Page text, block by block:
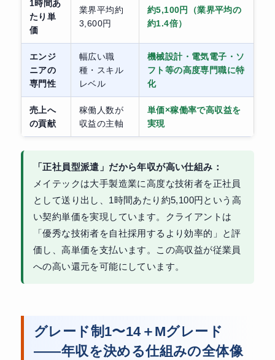
1時間あ
たり単
価
業界平均約
3,600円
約5,100円（業界平均の
約1.4倍）
エンジ
ニアの
専門性
幅広い職
種・スキル
レベル
機械設計・電気電子・ソ
フト等の高度専門職に特
化
売上へ
の貢献
稼働人数が
収益の主軸
単価×稼働率で高収益を
実現
「正社員型派遣」だから年収が高い仕組み：
メイテックは大手製造業に高度な技術者を正社員
として送り出し、1時間あたり約5,100円という高
い契約単価を実現しています。クライアントは
「優秀な技術者を自社採用するより効率的」と評
価し、高単価を支払います。この高収益が従業員
への高い還元を可能にしています。
グレード制1〜14＋Mグレード
——年収を決める仕組みの全体像